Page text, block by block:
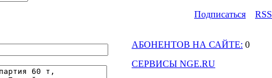
Подпиcаться
RSS
АБОНЕНТОВ НА САЙТЕ: 0
СЕРВИСЫ NGE.RU